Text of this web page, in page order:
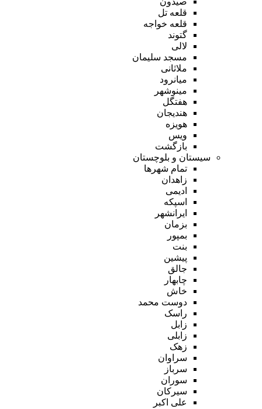
قلعه تل
قلعه خواجه
گتوند
لالی
مسجد سلیمان
ملاثانی
میانرود
مینوشهر
هفتگل
هندیجان
هویزه
ویس
بازگشت
سیستان و بلوچستان
تمام شهر‌ها
زاهدان
ادیمی
اسپکه
ایرانشهر
بزمان
بمپور
بنت
پیشین
جالق
چابهار
خاش
دوست محمد
راسک
زابل
زابلی
زهک
سراوان
سرباز
سوران
سیرکان
علی اکبر